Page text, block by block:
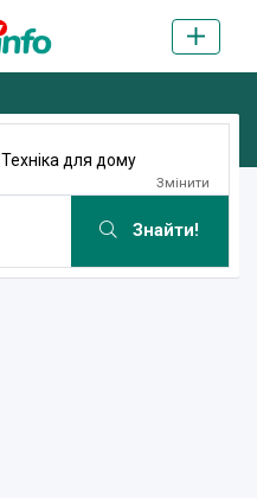
Техніка для дому
Змінити
Знайти!